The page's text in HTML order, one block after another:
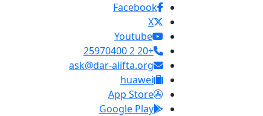
Facebook
X
Youtube
+20 2 25970400
ask@dar-alifta.org
huawei
App Store
Google Play